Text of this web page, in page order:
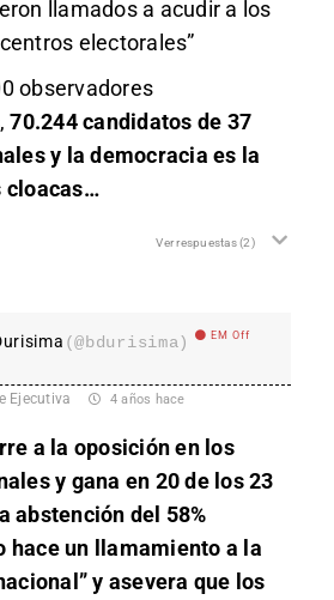
llamados a acudir a los
electorales”
observadores
70.244 candidatos de 37
y la democracia es la
cloacas…
Ver respuestas(2)
(@bdurisima) EM Off
Ejecutiva 4 años hace
a la oposición en los
y gana en 20 de los 23
abstención del 58%
hace un llamamiento a la
y asevera que los